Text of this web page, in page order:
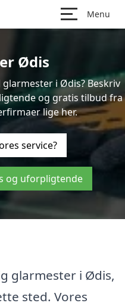
Menu
Ødis
i Ødis? Beskriv
og gratis tilbud fra
lige her.
service?
og uforpligtende
glarmester i Ødis,
sted. Vores